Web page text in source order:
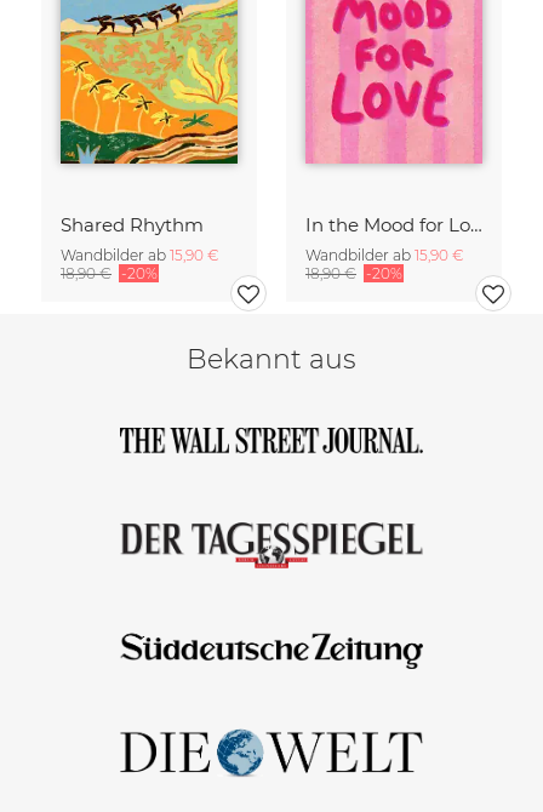
Shared Rhythm
Wandbilder ab 15,90 €
18,90 € -20%
In the Mood for Love - Handlettering
Wandbilder ab 15,90 €
18,90 € -20%
Bekannt aus